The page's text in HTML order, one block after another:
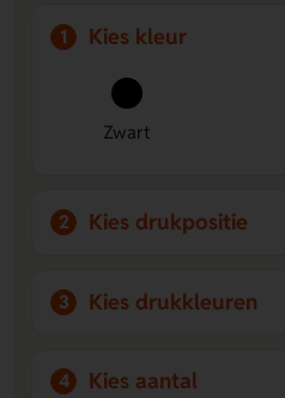
RPET Voyager 15.6"
Duurzame keuze
goed voor slimmer gebruik
Ruimte voor branding
ontwerp aanbrengen op de
1 Kies kleur
Zwart
2 Kies drukpositie
3 Kies drukkleuren
4 Kies aantal